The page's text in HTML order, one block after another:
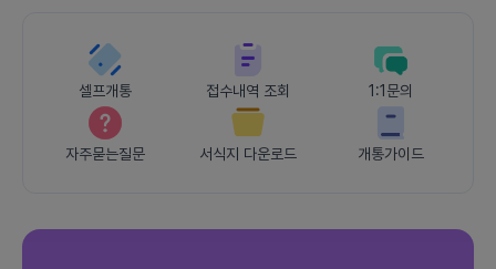
셀프개통 접수내역 조회 1:1문의
자주묻는질문 서식지 다운로드 개통가이드